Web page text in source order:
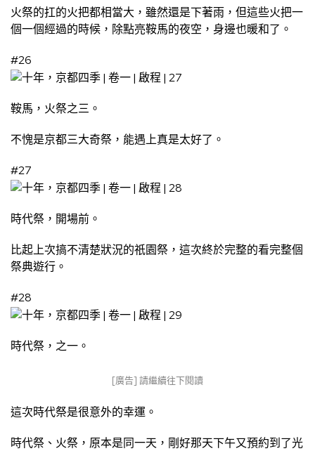
火祭的扛的火把都相當大，雖然還是下著雨，但這些火把一
個一個經過的時候，除點亮鞍馬的夜空，身邊也暖和了。
#26
鞍馬，火祭之三。
不愧是京都三大奇祭，能遇上真是太好了。
#27
時代祭，開場前。
比起上次搞不清楚狀況的祇園祭，這次終於完整的看完整個
祭典遊行。
#28
時代祭，之一。
[廣告] 請繼續往下閱讀
這次時代祭是很意外的幸運。
時代祭、火祭，原本是同一天，剛好那天下午又預約到了光